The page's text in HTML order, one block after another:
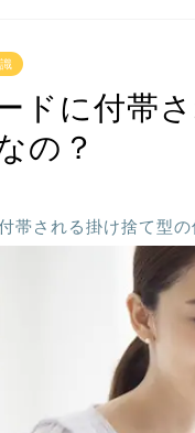
ドに付帯
の？
帯される掛け捨て型